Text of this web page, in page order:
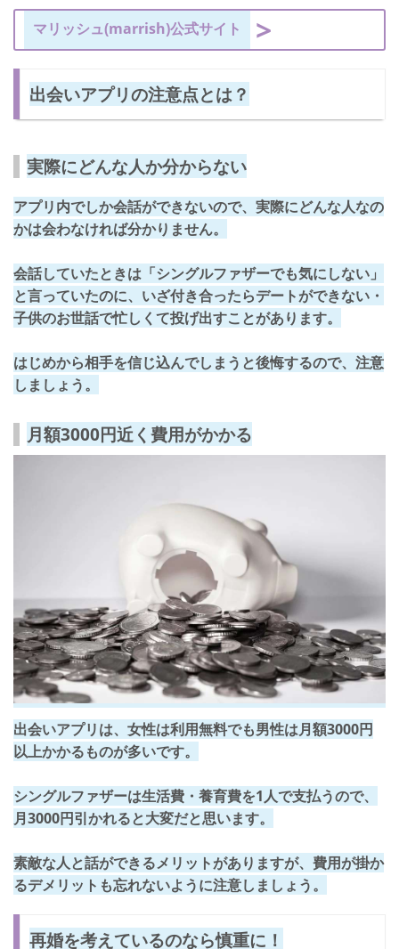
マリッシュ(marrish)公式サイト
出会いアプリの注意点とは？
実際にどんな人か分からない
アプリ内でしか会話ができないので、実際にどんな人なの
かは会わなければ分かりません。
会話していたときは「シングルファザーでも気にしない」
と言っていたのに、いざ付き合ったらデートができない・
子供のお世話で忙しくて投げ出すことがあります。
はじめから相手を信じ込んでしまうと後悔するので、注意
しましょう。
月額3000円近く費用がかかる
出会いアプリは、女性は利用無料でも男性は月額3000円
以上かかるものが多いです。
シングルファザーは生活費・養育費を1人で支払うので、
月3000円引かれると大変だと思います。
素敵な人と話ができるメリットがありますが、費用が掛か
るデメリットも忘れないように注意しましょう。
再婚を考えているのなら慎重に！